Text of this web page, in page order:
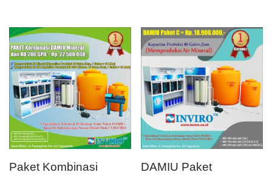
Paket Kombinasi DAMIU Paket